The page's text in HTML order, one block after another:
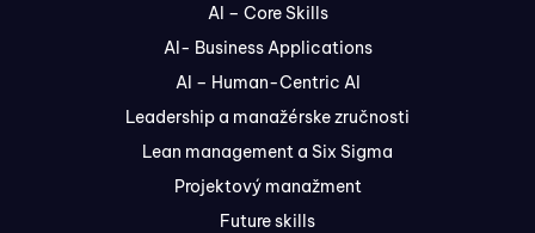
AI – Core Skills
AI- Business Applications
AI – Human-Centric AI
Leadership a manažérske zručnosti
Lean management a Six Sigma
Projektový manažment
Future skills